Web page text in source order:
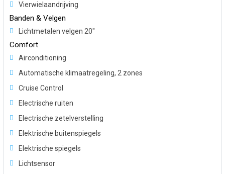
Vierwielaandrijving
Banden & Velgen
Lichtmetalen velgen 20"
Comfort
Airconditioning
Automatische klimaatregeling, 2 zones
Cruise Control
Electrische ruiten
Electrische zetelverstelling
Elektrische buitenspiegels
Elektrische spiegels
Lichtsensor